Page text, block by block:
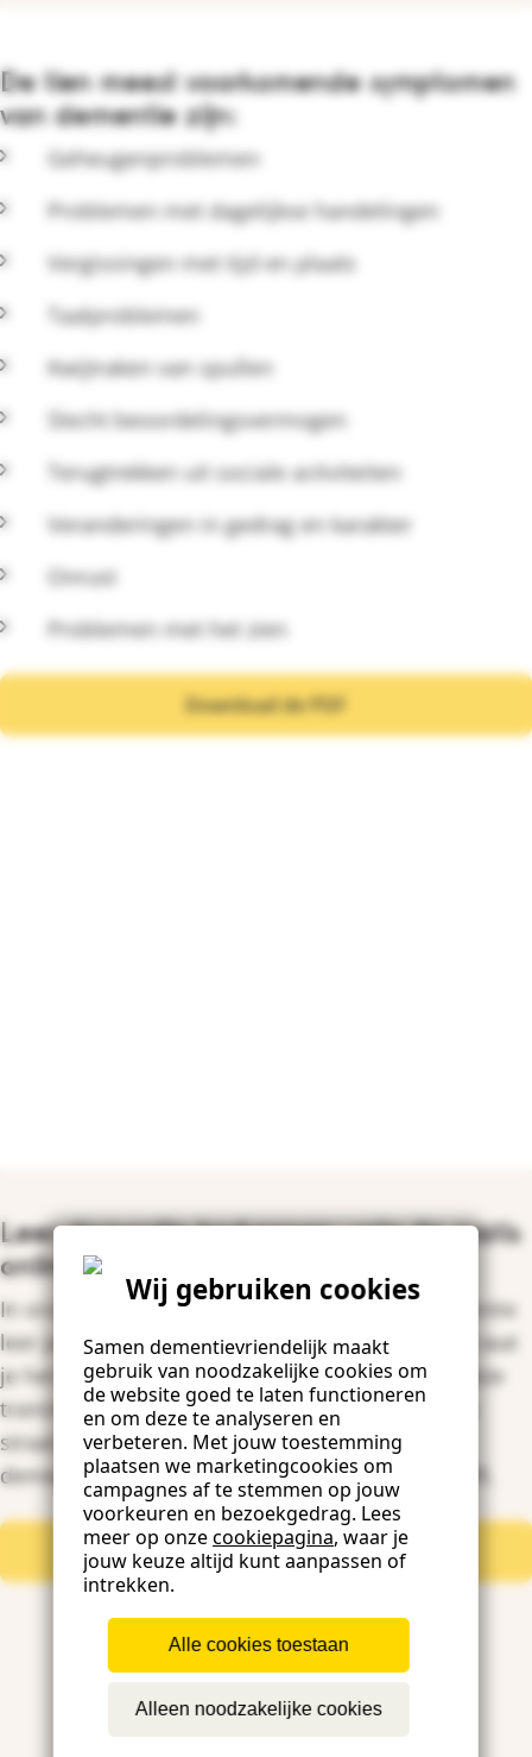
Wij gebruiken cookies
Samen dementievriendelijk maakt
gebruik van noodzakelijke cookies om
de website goed te laten functioneren
en om deze te analyseren en
verbeteren. Met jouw toestemming
plaatsen we marketingcookies om
campagnes af te stemmen op jouw
voorkeuren en bezoekgedrag. Lees
meer op onzecookiepagina, waar je
jouw keuze altijd kunt aanpassen of
intrekken.
Alle cookies toestaan
Alleen noodzakelijke cookies
De tien meest voorkomende symptomen
van dementie zijn:
Geheugenproblemen
Problemen met dagelijkse handelingen
Vergissingen met tijd en plaats
Taalproblemen
Kwijtraken van spullen
Slecht beoordelingsvermogen
Terugtrekken uit sociale activiteiten
Veranderingen in gedrag en karakter
Onrust
Problemen met het zien
Download de PDF
Leer dementie herkennen: volg de gratis
online training!
In onze gratis training GOED omgaan met dementie
leer je hoe je iemand met dementie herkent. En wat
je het beste kunt doen om iemand te helpen. Deze
training is voor iedereen. Want iedereen kan op
straat, in de buurt of in het café iemand met
dementie tegenkomen die jouw hulp nodig heeft.
Bekijk het trainingsaanbod